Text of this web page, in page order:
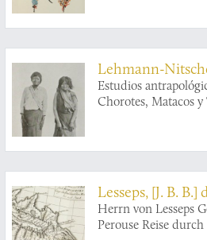
Lehmann-
Estudios
Chorotes, Matacos
Lesseps, [J. B. B.]
Herrn von Lesseps
Perouse Reise